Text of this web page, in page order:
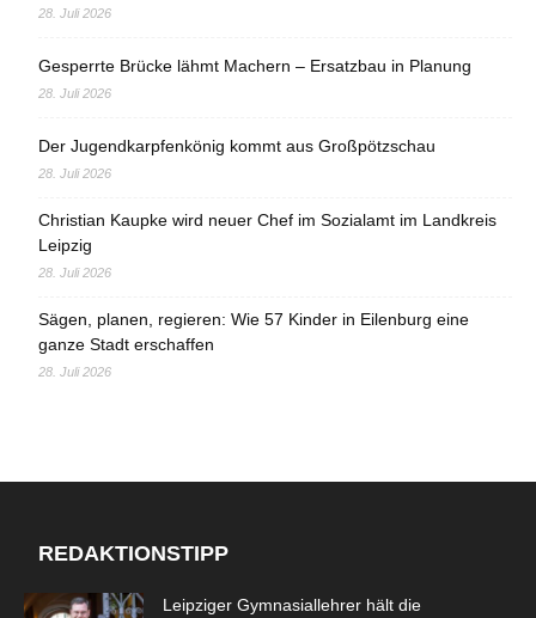
28. Juli 2026
Gesperrte Brücke lähmt Machern – Ersatzbau in Planung
28. Juli 2026
Der Jugendkarpfenkönig kommt aus Großpötzschau
28. Juli 2026
Christian Kaupke wird neuer Chef im Sozialamt im Landkreis
Leipzig
28. Juli 2026
Sägen, planen, regieren: Wie 57 Kinder in Eilenburg eine
ganze Stadt erschaffen
28. Juli 2026
REDAKTIONSTIPP
Leipziger Gymnasiallehrer hält die